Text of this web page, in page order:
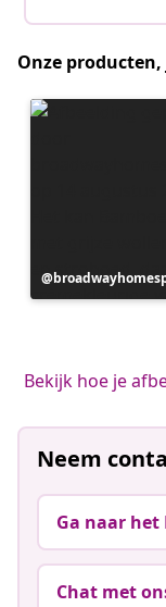
Onze
Bericht
gepubliceerd
Bekijk hoe je
Neem
Ga naar
Chat met